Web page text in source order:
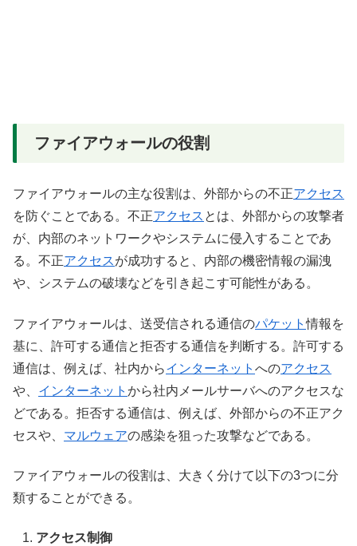
ファイアウォールの役割
ファイアウォールの主な役割は、外部からの不正アクセス
を防ぐことである。不正アクセス とは、外部からの攻撃者
が、内部のネットワークやシステムに侵入することであ
る。不正アクセスが成功すると、内部の機密情報の漏洩
や、システムの破壊などを引き起こす可能性がある。
ファイアウォールは、送受信される通信のパケット情報を
基に、許可する通信と拒否する通信を判断する。許可する
通信は、例えば、社内からインターネット へのアクセス
や、 インターネット から社内メールサーバへのアクセスな
どである。拒否する通信は、例えば、外部からの不正アク
セスや、 マルウェアの感染を狙った攻撃などである。
ファイアウォールの役割は、大きく分けて以下の3つに分
類することができる。
アクセス制御